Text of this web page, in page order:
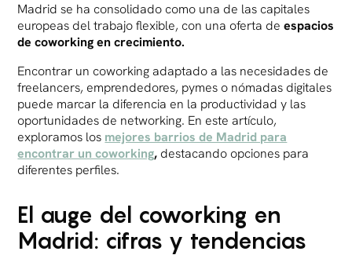
Madrid se ha consolidado como una de las capitales
europeas del trabajo flexible, con una oferta deespacios
de coworking en crecimiento.
Encontrar un coworking adaptado a las necesidades de
freelancers, emprendedores, pymes o nómadas digitales
puede marcar la diferencia en la productividad y las
oportunidades de networking. En este artículo,
exploramos los mejores barrios de Madrid para
encontrar un coworking, destacando opciones para
diferentes perfiles.
El auge del coworking en
Madrid: cifras y tendencias